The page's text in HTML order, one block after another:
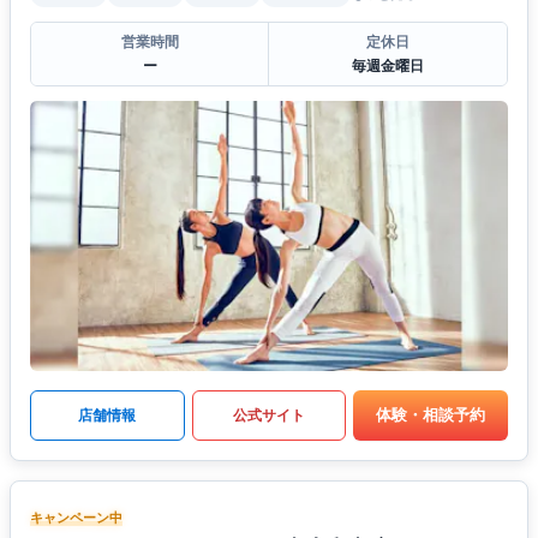
営業時間
ー
定休日
毎週金曜日
店舗情報 公式サイト 体験・相談予約
キャンペーン中